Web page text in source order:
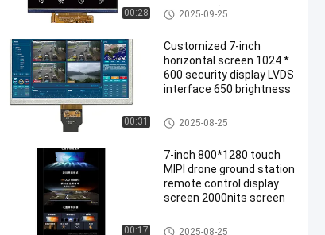
00:28 Εικονική οθόνη TFT
2025-09-25
00:31
Customized 7-inch
horizontal screen 1024 *
600 security display LVDS
interface 650 brightness
Εικονική οθόνη TFT
2025-08-25
00:17
7-inch 800*1280 touch
MIPI drone ground station
remote control display
screen 2000nits screen
Εικονική οθόνη TFT
2025-08-25